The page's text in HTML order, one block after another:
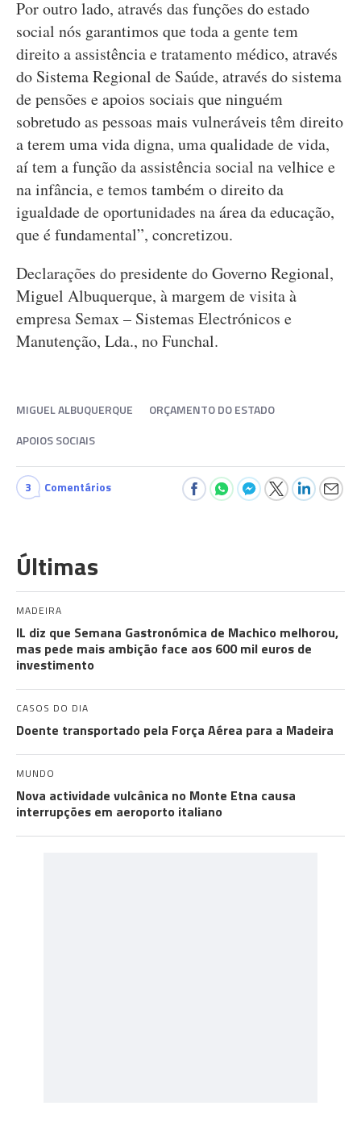
Por outro lado, através das funções do estado
social nós garantimos que toda a gente tem
direito a assistência e tratamento médico, através
do Sistema Regional de Saúde, através do sistema
de pensões e apoios sociais que ninguém
sobretudo as pessoas mais vulneráveis têm direito
a terem uma vida digna, uma qualidade de vida,
aí tem a função da assistência social na velhice e
na infância, e temos também o direito da
igualdade de oportunidades na área da educação,
que é fundamental”, concretizou.
Declarações do presidente do Governo Regional,
Miguel Albuquerque, à margem de visita à
empresa Semax – Sistemas Electrónicos e
Manutenção, Lda., no Funchal.
MIGUEL ALBUQUERQUE
ORÇAMENTO DO ESTADO
APOIOS SOCIAIS
3 Comentários
Últimas
MADEIRA
IL diz que Semana Gastronómica de Machico melhorou,
mas pede mais ambição face aos 600 mil euros de
investimento
CASOS DO DIA
Doente transportado pela Força Aérea para a Madeira
MUNDO
Nova actividade vulcânica no Monte Etna causa
interrupções em aeroporto italiano